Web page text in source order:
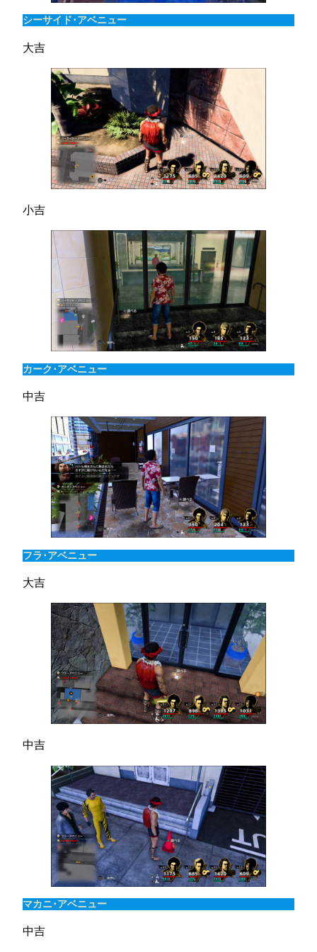
シーサイド･アベニュー
大吉
小吉
カーク･アベニュー
中吉
フラ･アベニュー
大吉
中吉
マカニ･アベニュー
中吉